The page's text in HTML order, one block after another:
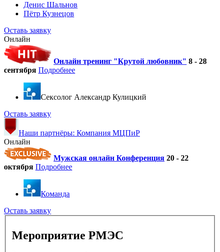
Денис Шальнов
Пётр Кузнецов
Оставь заявку
Онлайн
Онлайн тренинг "Крутой любовник" 8 - 28
сентября Подробнее
Cексолог Александр Кулицкий
Оставь заявку
Наши партнёры: Компания МЦПиР
Онлайн
Мужская онлайн Конференция 20 - 22
октября Подробнее
Команда
Оставь заявку
Мероприятие РМЭС